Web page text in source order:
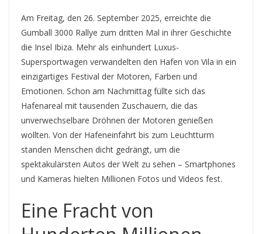
Am Freitag, den 26. September 2025, erreichte die
Gumball 3000 Rallye zum dritten Mal in ihrer Geschichte
die Insel Ibiza. Mehr als einhundert Luxus-
Supersportwagen verwandelten den Hafen von Vila in ein
einzigartiges Festival der Motoren, Farben und
Emotionen. Schon am Nachmittag füllte sich das
Hafenareal mit tausenden Zuschauern, die das
unverwechselbare Dröhnen der Motoren genießen
wollten. Von der Hafeneinfahrt bis zum Leuchtturm
standen Menschen dicht gedrängt, um die
spektakulärsten Autos der Welt zu sehen – Smartphones
und Kameras hielten Millionen Fotos und Videos fest.
Eine Fracht von